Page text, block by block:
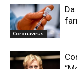
Coronavirus